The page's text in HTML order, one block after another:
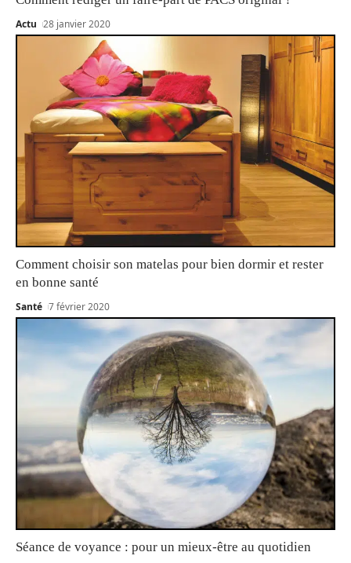
Actu 28 janvier 2020
Comment choisir son matelas pour bien dormir et rester
en bonne santé
Santé 7 février 2020
Séance de voyance : pour un mieux-être au quotidien